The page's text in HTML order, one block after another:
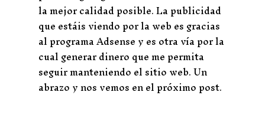
la mejor calidad posible. La publicidad
que estáis viendo por la web es gracias
al programa Adsense y es otra vía por la
cual generar dinero que me permita
seguir manteniendo el sitio web. Un
abrazo y nos vemos en el próximo post.